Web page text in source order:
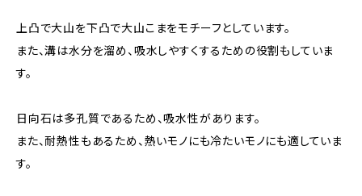
上凸で大山を下凸で大山こまをモチーフとしています。
また、溝は水分を溜め、吸水しやすくするための役割もしていま
す。
日向石は多孔質であるため、吸水性があります。
また、耐熱性もあるため、熱いモノにも冷たいモノにも適していま
す。